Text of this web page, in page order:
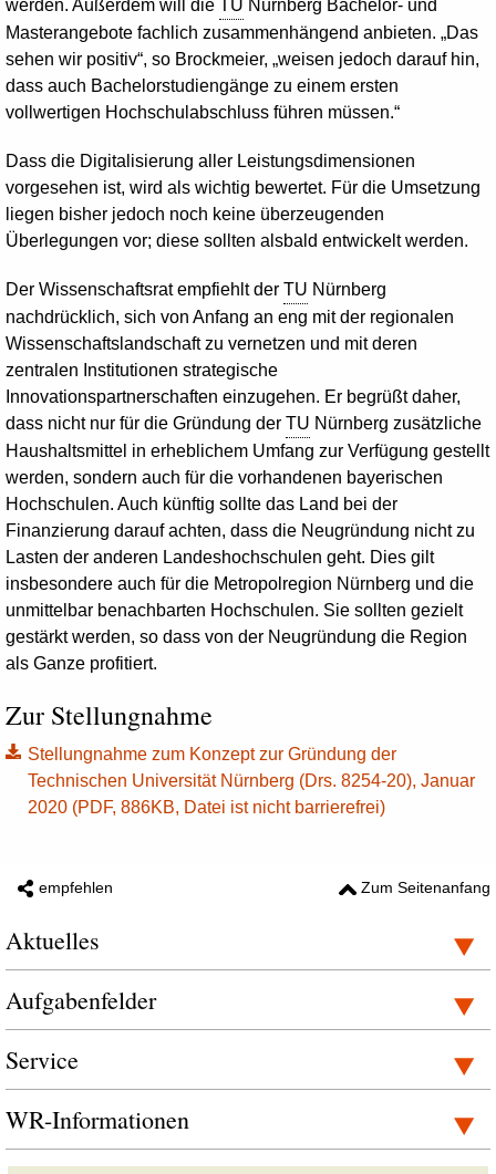
werden. Außerdem will die TU Nürnberg Bachelor- und
Masterangebote fachlich zusammenhängend anbieten. „Das
sehen wir positiv“, so Brockmeier, „weisen jedoch darauf hin,
dass auch Bachelorstudiengänge zu einem ersten
vollwertigen Hochschulabschluss führen müssen.“
Dass die Digitalisierung aller Leistungsdimensionen
vorgesehen ist, wird als wichtig bewertet. Für die Umsetzung
liegen bisher jedoch noch keine überzeugenden
Überlegungen vor; diese sollten alsbald entwickelt werden.
Der Wissenschaftsrat empfiehlt der TU Nürnberg
nachdrücklich, sich von Anfang an eng mit der regionalen
Wissenschaftslandschaft zu vernetzen und mit deren
zentralen Institutionen strategische
Innovationspartnerschaften einzugehen. Er begrüßt daher,
dass nicht nur für die Gründung der TU Nürnberg zusätzliche
Haushaltsmittel in erheblichem Umfang zur Verfügung gestellt
werden, sondern auch für die vorhandenen bayerischen
Hochschulen. Auch künftig sollte das Land bei der
Finanzierung darauf achten, dass die Neugründung nicht zu
Lasten der anderen Landeshochschulen geht. Dies gilt
insbesondere auch für die Metropolregion Nürnberg und die
unmittelbar benachbarten Hochschulen. Sie sollten gezielt
gestärkt werden, so dass von der Neugründung die Region
als Ganze profitiert.
Zur Stellungnahme
Stellungnahme zum Konzept zur Gründung der
Technischen Universität Nürnberg (Drs. 8254-20), Januar
2020 (PDF, 886KB, Datei ist nicht barrierefrei)
empfehlen Zum Seitenanfang
Aktuelles
Aufgabenfelder
Service
WR-Informationen